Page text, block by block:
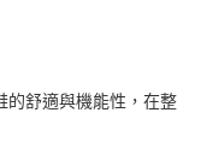
止日，確認付款後即完
通過，訂單將自動取
付你分期系統評分，恕無
的舒適與機能性，在整